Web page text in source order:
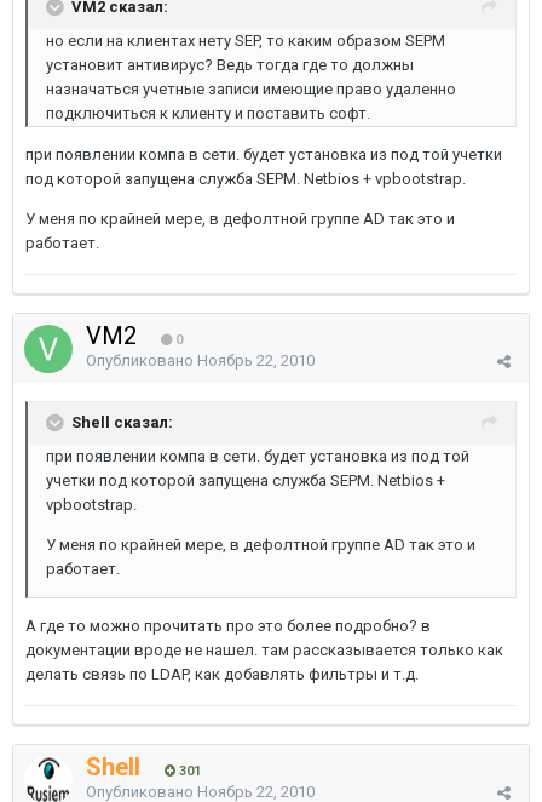
VM2 сказал:
но если на клиентах нету SEP, то каким образом SEPM
установит антивирус? Ведь тогда где то должны
назначаться учетные записи имеющие право удаленно
подключиться к клиенту и поставить софт.
при появлении компа в сети. будет установка из под той учетки
под которой запущена служба SEPM. Netbios + vpbootstrap.
У меня по крайней мере, в дефолтной группе AD так это и
работает.
VM2 0
Опубликовано Ноябрь 22, 2010
Shell сказал:
при появлении компа в сети. будет установка из под той
учетки под которой запущена служба SEPM. Netbios +
vpbootstrap.
У меня по крайней мере, в дефолтной группе AD так это и
работает.
А где то можно прочитать про это более подробно? в
документации вроде не нашел. там рассказывается только как
делать связь по LDAP, как добавлять фильтры и т.д.
Shell 301
Опубликовано Ноябрь 22, 2010